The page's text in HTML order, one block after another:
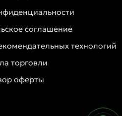
соглашение
технологий
торговли
оферты